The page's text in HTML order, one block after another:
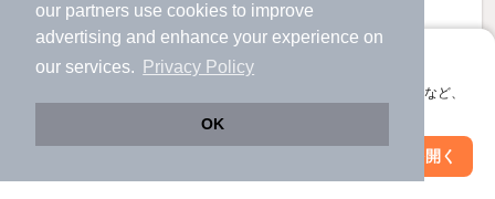
our partners use cookies to improve
advertising and enhance your experience on
our services.
Privacy Policy
OK
アプリに切り替えて、サクサクお部屋探し
会員登録なしですぐ使える。マップ検索やお気に入り保存など、
アプリを開く
絞り込み条件を変更